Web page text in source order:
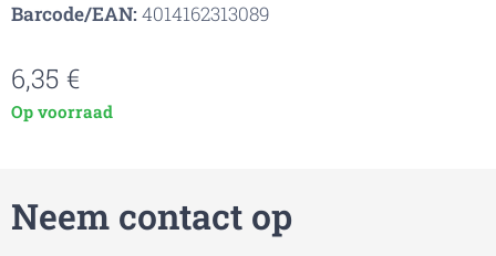
Barcode/EAN:4014162313089
6,35 €
Op voorraad
Neem contact op